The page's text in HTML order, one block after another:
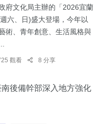
府文化局主辦的「2026宜蘭
六、日)盛大登場，今年以
術、青年創意、生活風格與
觀看 8 分享